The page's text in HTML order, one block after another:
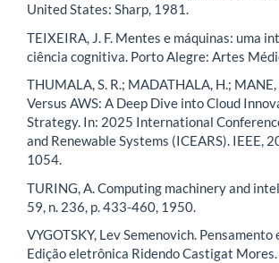
United States: Sharp, 1981.
TEIXEIRA, J. F. Mentes e máquinas: uma
ciência cognitiva. Porto Alegre: Artes
THUMALA, S. R.; MADATHALA, H.;
Versus AWS: A Deep Dive into Cloud
Strategy. In: 2025 International
and Renewable Systems (ICEARS). IEEE,
1054.
TURING, A. Computing machinery and
59, n. 236, p. 433-460, 1950.
VYGOTSKY, Lev Semenovich. Pensamento
Edição eletrônica Ridendo Castigat Mores.